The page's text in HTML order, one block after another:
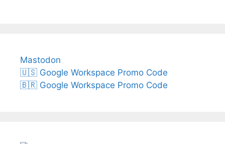
Mastodon
🇺🇸 Google Workspace Promo Code
🇧🇷 Google Workspace Promo Code